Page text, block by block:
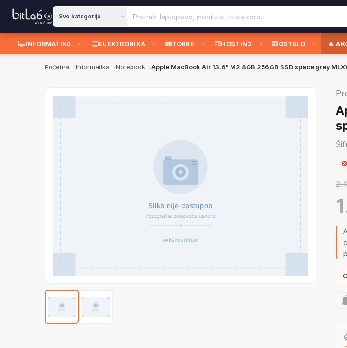
INFORMATIKA ELEKTRONIKA TORBE HOSTING OSTALO 🔥
Početna Informatika Notebook Apple MacBook Air 13.6" M2 8GB 256GB SSD space grey